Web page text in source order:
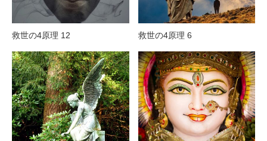
救世の4原理 12 救世の4原理 6